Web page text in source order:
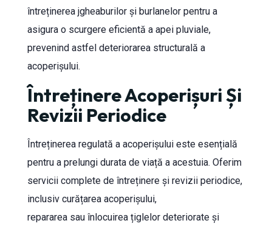
întreținerea jgheaburilor și burlanelor pentru a
asigura o scurgere eficientă a apei pluviale,
prevenind astfel deteriorarea structurală a
acoperișului.
Întreținere Acoperișuri Și
Revizii Periodice
Întreținerea regulată a acoperișului este esențială
pentru a prelungi durata de viață a acestuia. Oferim
servicii complete de întreținere și revizii periodice,
inclusiv curățarea acoperișului,
repararea sau înlocuirea țiglelor deteriorate și